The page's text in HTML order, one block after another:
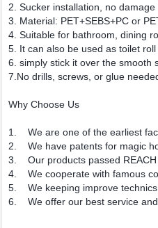
2. Sucker installation, no
3. Material: PET+SEBS+PC or
4. Suitable for bathroom, dining
5. It can also be used as toilet
6. simply stick it over the smooth
7.No drills, screws, or glue
Why Choose Us
1. We are one of the earliest
2. We have patents for magic
3. Our products passed REACH
4. We cooperate with famous
5. We keeping improve
6. We offer our best service and